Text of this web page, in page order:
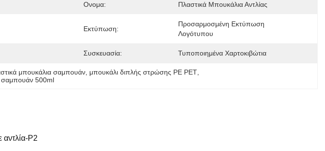
Ονομα: Πλαστικά Μπουκάλια Αντλίας
Εκτύπωση:
Προσαρμοσμένη Εκτύπωση
Λογότυπου
Συσκευασία: Τυποποιημένα Χαρτοκιβώτια
μπουκάλια σαμπουάν, μπουκάλι διπλής στρώσης PE PET,
σαμπουάν 500ml
P2